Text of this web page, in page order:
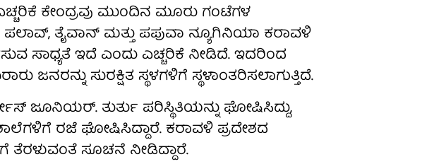
ಕೇಂದ್ರವು ಮುಂದಿನ ಮೂರು ಗಂಟೆಗಳ
ತೈವಾನ್ ಮತ್ತು ಪಪುವಾ ನ್ಯೂಗಿನಿಯಾ ಕರಾವಳಿ
ಸಾಧ್ಯತೆ ಇದೆ ಎಂದು ಎಚ್ಚರಿಕೆ ನೀಡಿದೆ. ಇದರಿಂದ
ಜನರನ್ನು ಸುರಕ್ಷಿತ ಸ್ಥಳಗಳಿಗೆ ಸ್ಥಳಾಂತರಿಸಲಾಗುತ್ತಿದೆ.
ಜೂನಿಯರ್. ತುರ್ತು ಪರಿಸ್ಥಿತಿಯನ್ನು ಘೋಷಿಸಿದ್ದು,
ರಜೆ ಘೋಷಿಸಿದ್ದಾರೆ. ಕರಾವಳಿ ಪ್ರದೇಶದ
ತೆರಳುವಂತೆ ಸೂಚನೆ ನೀಡಿದ್ದಾರೆ.